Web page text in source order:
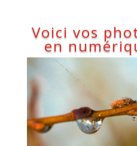
Voici vos
en